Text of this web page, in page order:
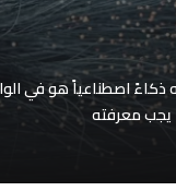
اصطناعياً هو في
يجب معرفته